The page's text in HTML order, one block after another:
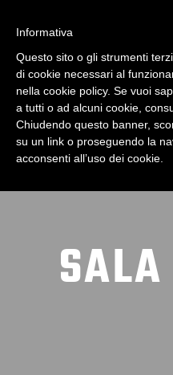
Informativa
Questo sito o gli strumenti
di cookie necessari al
nella cookie policy. Se vuoi
a tutti o ad alcuni cookie,
Chiudendo questo banner,
su un link o proseguendo la
acconsenti all’uso dei cookie.